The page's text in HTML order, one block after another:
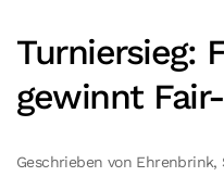
Turniersieg:
gewinnt
Geschrieben von Ehrenbrink,